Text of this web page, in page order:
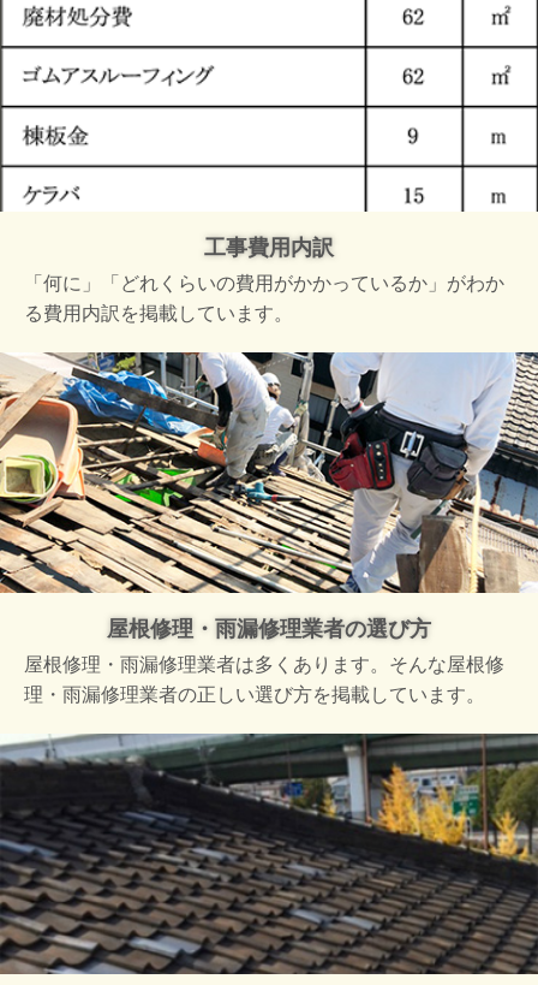
工事費用内訳
「何に」「どれくらいの費用がかかっているか」がわか
る費用内訳を掲載しています。
屋根修理・雨漏修理業者の選び方
屋根修理・雨漏修理業者は多くあります。そんな屋根修
理・雨漏修理業者の正しい選び方を掲載しています。